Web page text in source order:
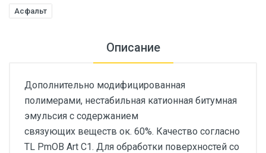
Асфальт
Описание
Дополнительно модифицированная
полимерами, нестабильная катионная битумная
эмульсия с содержанием
связующих веществ ок. 60%. Качество согласно
TL PmOB Art C1. Для обработки поверхностей со